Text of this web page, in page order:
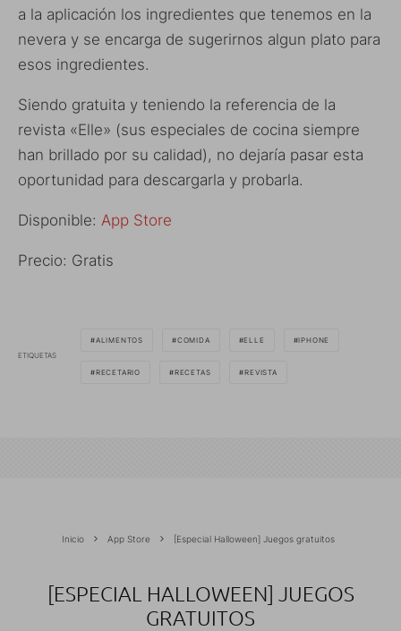
a la aplicación los ingredientes que tenemos en la
nevera y se encarga de sugerirnos algun plato para
esos ingredientes.
Siendo gratuita y teniendo la referencia de la
revista «Elle» (sus especiales de cocina siempre
han brillado por su calidad), no dejaría pasar esta
oportunidad para descargarla y probarla.
Disponible: App Store
Precio: Gratis
ETIQUETAS
ALIMENTOS COMIDA ELLE IPHONE
RECETARIO RECETAS REVISTA
Inicio App Store [Especial Halloween] Juegos gratuitos
[ESPECIAL HALLOWEEN] JUEGOS
GRATUITOS